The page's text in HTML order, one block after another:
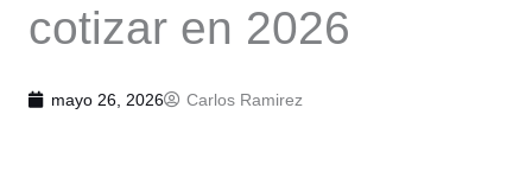
cotizar en 2026
mayo 26, 2026 Carlos Ramirez